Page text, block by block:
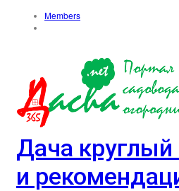
Members
Дача круглый
и